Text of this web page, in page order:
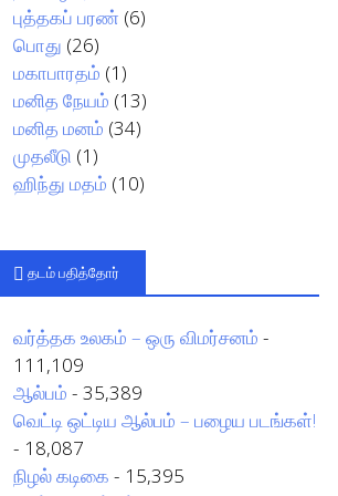
புத்தகப் பரண் (6)
பொது (26)
மகாபாரதம் (1)
மனித நேயம் (13)
மனித மனம் (34)
முதலீடு (1)
ஹிந்து மதம் (10)
தடம் பதித்தோர்
வர்த்தக உலகம் – ஒரு விமர்சனம் -
111,109
ஆல்பம் - 35,389
வெட்டி ஒட்டிய ஆல்பம் – பழைய படங்கள்!
- 18,087
நிழல் கடிகை - 15,395